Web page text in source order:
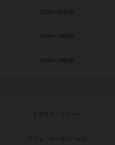
2010〜2015年
1990〜2000年
1950〜1980年
クラウス・トイバー
ウヴェ・ローゼンベルク